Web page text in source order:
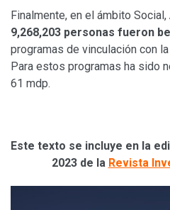
Finalmente, en el ámbito Social,
9,268,203 personas fueron
programas de vinculación con
Para estos programas ha sido
61 mdp.
Este texto se incluye en la
2023 de la Revista